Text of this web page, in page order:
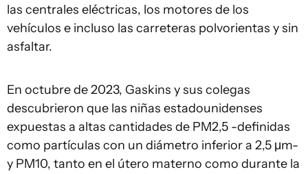
las centrales eléctricas, los motores de los
vehículos e incluso las carreteras polvorientas y sin
asfaltar.
En octubre de 2023, Gaskins y sus colegas
descubrieron que las niñas estadounidenses
expuestas a altas cantidades de PM2,5 -definidas
como partículas con un diámetro inferior a 2,5 μm-
y PM10, tanto en el útero materno como durante la